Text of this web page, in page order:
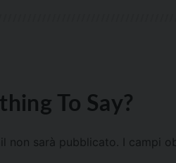
To Say?
non sarà pubblicato. I campi